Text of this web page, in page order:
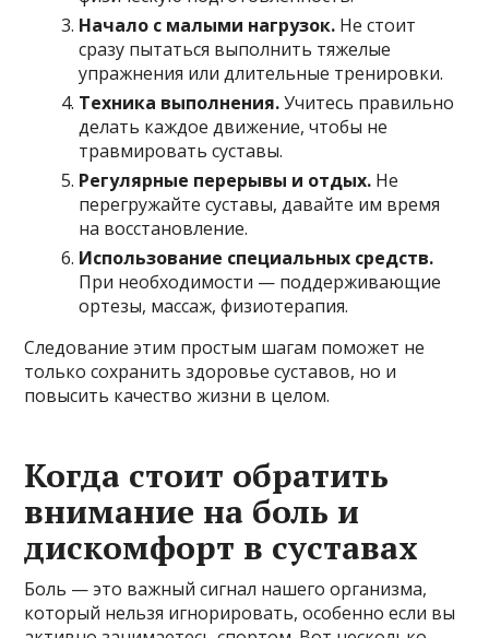
Начало с малыми нагрузок. Не стоит
сразу пытаться выполнить тяжелые
упражнения или длительные тренировки.
Техника выполнения.Учитесь правильно
делать каждое движение, чтобы не
травмировать суставы.
Регулярные перерывы и отдых. Не
перегружайте суставы, давайте им время
на восстановление.
Использование специальных средств.
При необходимости — поддерживающие
ортезы, массаж, физиотерапия.
Следование этим простым шагам поможет не
только сохранить здоровье суставов, но и
повысить качество жизни в целом.
Когда стоит обратить
внимание на боль и
дискомфорт в суставах
Боль — это важный сигнал нашего организма,
который нельзя игнорировать, особенно если вы